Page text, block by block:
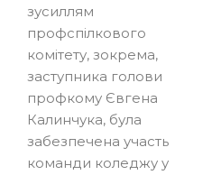
зусиллям
профспілкового
комітету, зокрема,
заступника голови
профкому Євгена
Калинчука, була
забезпечена участь
команди коледжу у